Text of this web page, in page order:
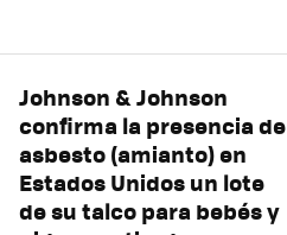
Johnson & Johnson
confirma la presencia de
asbesto (amianto) en
Estados Unidos un lote
de su talco para bebés y